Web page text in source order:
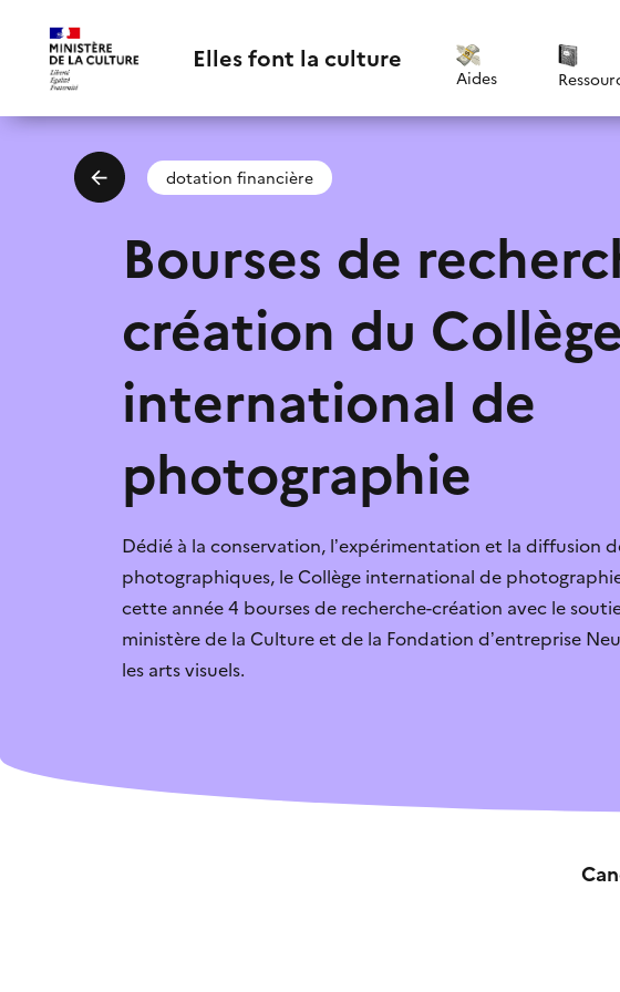
Elles font la culture
Aides
Suggestions:
Je ne connaissais pas cette aide
Je vais candidater
L’aide n’est pas ouverte
dotation financière
Bourses de
création du Collège
international de
photographie
Dédié à la conservation, l’expérimentation et la diffusion
photographiques, le Collège international de
cette année 4 bourses de recherche-création avec le
ministère de la Culture et de la Fondation d’entreprise
les arts visuels.
J'accepte la politique de